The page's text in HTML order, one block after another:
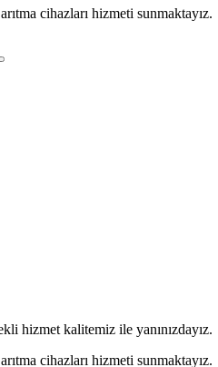
cihazları hizmeti sunmaktayız.
hizmet kalitemiz ile yanınızdayız.
cihazları hizmeti sunmaktayız.